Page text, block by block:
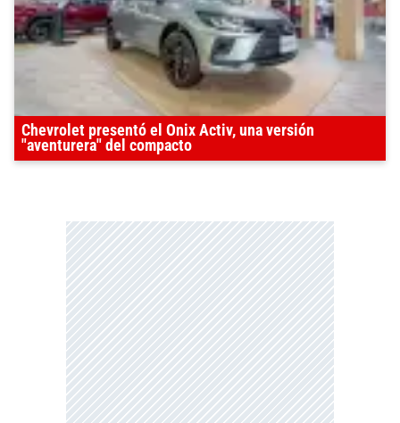
Chevrolet presentó el Onix Activ, una versión
"aventurera" del compacto